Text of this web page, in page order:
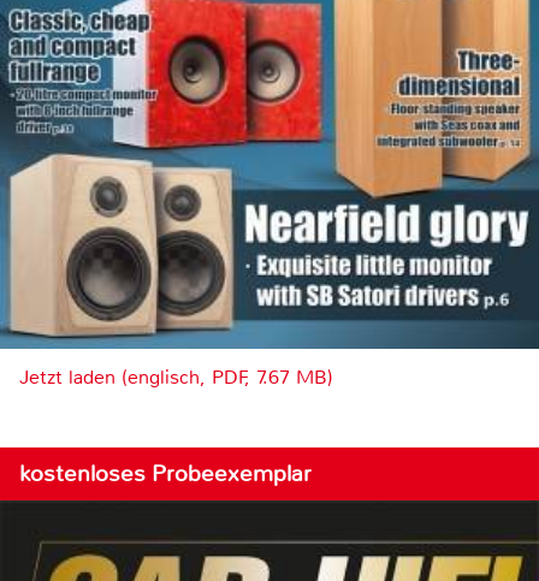
Jetzt laden (englisch, PDF, 7.67 MB)
kostenloses Probeexemplar